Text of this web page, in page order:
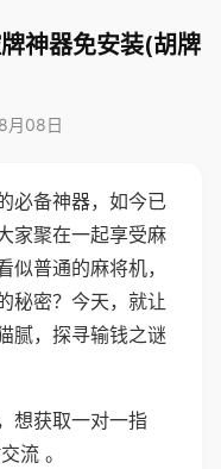
神器免安装(胡牌
月08日
必备神器，如今已
家聚在一起享受麻
普通的麻将机，
秘密？今天，就让
腻，探寻输钱之谜
想获取一对一指
流 。